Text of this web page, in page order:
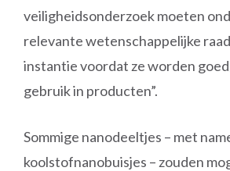
veiligheidsonderzoek moeten
relevante wetenschappelijke
instantie voordat ze worden
gebruik in producten”.
Sommige nanodeeltjes – met
koolstofnanobuisjes – zouden